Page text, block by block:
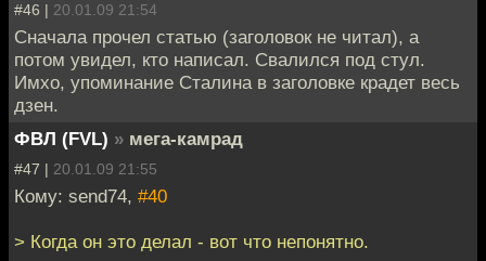
#46 | 20.01.09 21:54
Сначала прочел статью (заголовок не читал), а
потом увидел, кто написал. Свалился под стул.
Имхо, упоминание Сталина в заголовке крадет весь
дзен.
ФВЛ (FVL) » мега-камрад
#47 | 20.01.09 21:55
Кому: send74, #40
> Когда он это делал - вот что непонятно.